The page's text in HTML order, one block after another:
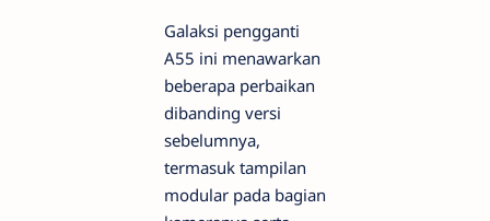
Galaksi pengganti
A55 ini menawarkan
beberapa perbaikan
dibanding versi
sebelumnya,
termasuk tampilan
modular pada bagian